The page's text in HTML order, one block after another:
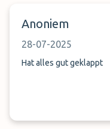
Anoniem
28-07-2025
Hat alles gut geklappt